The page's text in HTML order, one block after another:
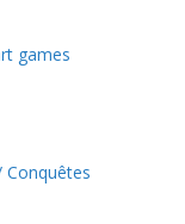
games
Conquêtes